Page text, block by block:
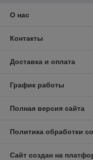
О нас
Контакты
Доставка и оплата
График работы
Полная версия сайта
Политика обработки
Сайт создан на